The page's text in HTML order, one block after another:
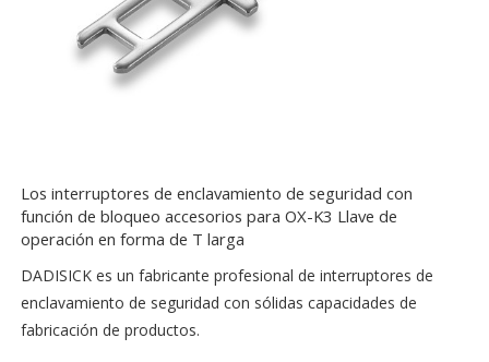
Los interruptores de enclavamiento de seguridad con
función de bloqueo accesorios para OX-K3 Llave de
operación en forma de T larga
DADISICK es un fabricante profesional de interruptores de
enclavamiento de seguridad con sólidas capacidades de
fabricación de productos.